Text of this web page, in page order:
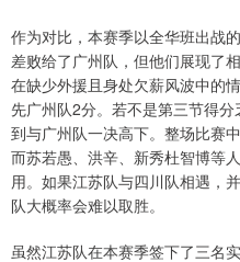
作为对比，本赛季以全华班出战
差败给了广州队，但他们展现了
在缺少外援且身处欠薪风波中的
先广州队2分。若不是第三节得
到与广州队一决高下。整场比赛
而苏若愚、洪辛、新秀杜智博等
用。如果江苏队与四川队相遇，
队大概率会难以取胜。
虽然江苏队在本赛季签下了三名